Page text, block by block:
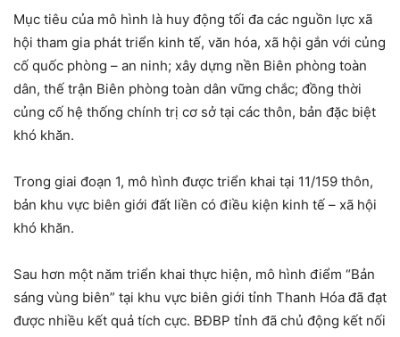
Mục tiêu của mô hình là huy động tối đa các nguồn lực xã
hội tham gia phát triển kinh tế, văn hóa, xã hội gắn với củng
cố quốc phòng – an ninh; xây dựng nền Biên phòng toàn
dân, thế trận Biên phòng toàn dân vững chắc; đồng thời
củng cố hệ thống chính trị cơ sở tại các thôn, bản đặc biệt
khó khăn.
Trong giai đoạn 1, mô hình được triển khai tại 11/159 thôn,
bản khu vực biên giới đất liền có điều kiện kinh tế – xã hội
khó khăn.
Sau hơn một năm triển khai thực hiện, mô hình điểm “Bản
sáng vùng biên” tại khu vực biên giới tỉnh Thanh Hóa đã đạt
được nhiều kết quả tích cực. BĐBP tỉnh đã chủ động kết nối